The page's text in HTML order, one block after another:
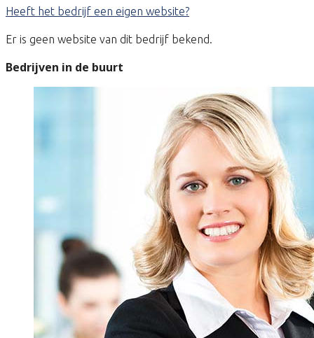
Heeft het bedrijf een eigen website?
Er is geen website van dit bedrijf bekend.
Bedrijven in de buurt